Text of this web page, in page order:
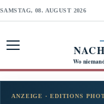
SAMSTAG, 08. AUGUST 2026
Wo
ANZEIGE · EDITIONS